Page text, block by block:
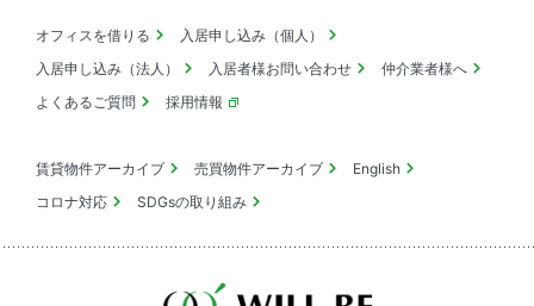
オフィスを借りる
入居申し込み（個人）
入居申し込み（法人）
入居者様お問い合わせ
仲介業者様へ
よくあるご質問
採用情報
賃貸物件アーカイブ 売買物件アーカイブ
English
コロナ対応
SDGsの取り組み